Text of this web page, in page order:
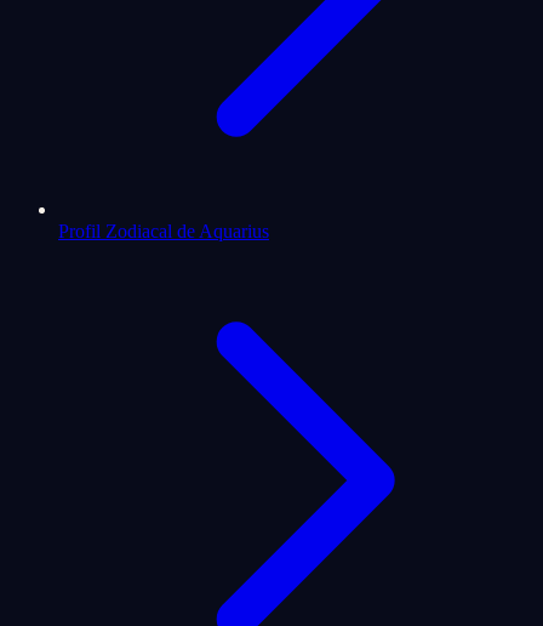
Profil Zodiacal de Aquarius